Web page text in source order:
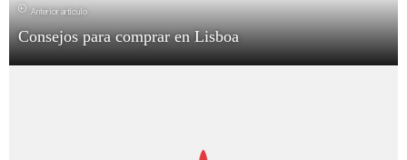
Anterior artículo
Consejos para comprar en Lisboa